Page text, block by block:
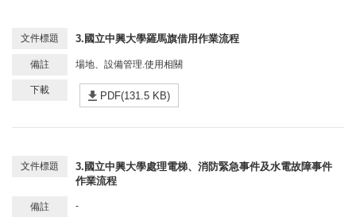
3.國立中興大學羅馬旗借用作業流程
場地、設備管理.使用相關
PDF(131.5 KB)
3.國立中興大學處理電梯、消防緊急事件及水電故障事件
作業流程
-